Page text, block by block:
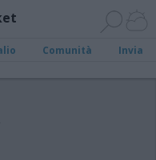
Comunità Invia